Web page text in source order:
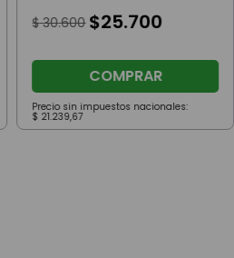
$ 30.600 $25.700
COMPRAR
Precio sin impuestos nacionales:
$ 21.239,67